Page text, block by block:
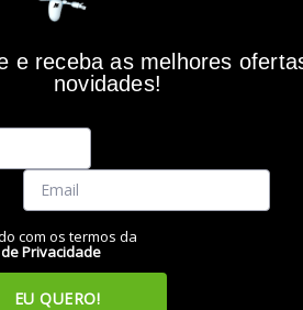
602314, MAXPRINT
Miranda
e receba as melhores
novidades!
com os termos da
Privacidade
EU QUERO!